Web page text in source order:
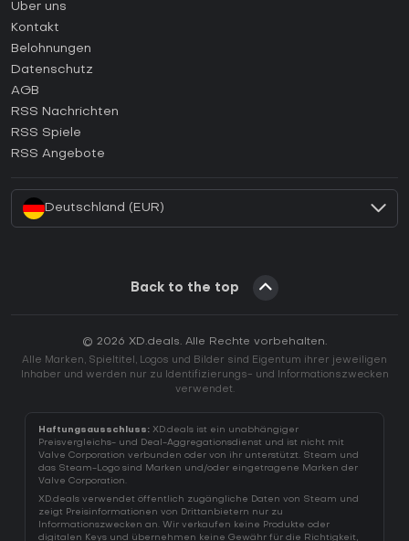
Anleitungen
Wie aktiviert man einen Steam CD Key?
Wie aktiviert man einen Epic Games CD Key?
Wie aktiviert man einen GOG CD Key?
Wie aktiviert man einen Ubisoft Connect CD Key?
Über uns
Kontakt
Belohnungen
Datenschutz
AGB
RSS Nachrichten
RSS Spiele
RSS Angebote
Deutschland (EUR)
Back to the top
© 2026 XD.deals. Alle Rechte vorbehalten.
Alle Marken, Spieltitel, Logos und Bilder sind Eigentum ihrer jeweiligen
Inhaber und werden nur zu Identifizierungs- und Informationszwecken
verwendet.
Haftungsausschluss: XD.deals ist ein unabhängiger
Preisvergleichs- und Deal-Aggregationsdienst und ist nicht mit
Valve Corporation verbunden oder von ihr unterstützt. Steam und
das Steam-Logo sind Marken und/oder eingetragene Marken der
Valve Corporation.
XD.deals verwendet öffentlich zugängliche Daten von Steam und
zeigt Preisinformationen von Drittanbietern nur zu
Informationszwecken an. Wir verkaufen keine Produkte oder
digitalen Keys und übernehmen keine Gewähr für die Richtigkeit,